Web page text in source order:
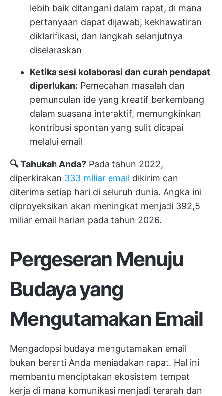
lebih baik ditangani dalam rapat, di mana
pertanyaan dapat dijawab, kekhawatiran
diklarifikasi, dan langkah selanjutnya
diselaraskan
Ketika sesi kolaborasi dan curah pendapat
diperlukan: Pemecahan masalah dan
pemunculan ide yang kreatif berkembang
dalam suasana interaktif, memungkinkan
kontribusi spontan yang sulit dicapai
melalui email
🔍 Tahukah Anda? Pada tahun 2022,
diperkirakan 333 miliar email dikirim dan
diterima setiap hari di seluruh dunia. Angka ini
diproyeksikan akan meningkat menjadi 392,5
miliar email harian pada tahun 2026.
Pergeseran Menuju
Budaya yang
Mengutamakan Email
Mengadopsi budaya mengutamakan email
bukan berarti Anda meniadakan rapat. Hal ini
membantu menciptakan ekosistem tempat
kerja di mana komunikasi menjadi terarah dan